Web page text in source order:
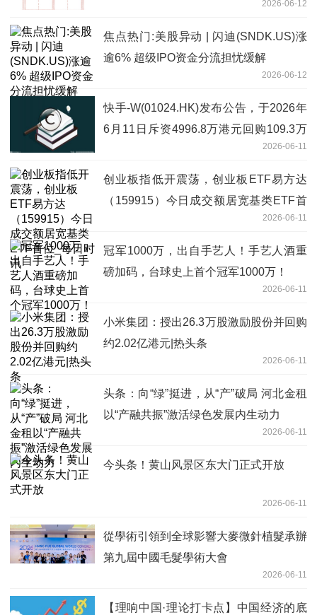
2026-06-12
焦点热门:美股异动 | 闪迪(SNDK.US)涨
逾6% 超级IPO资金分流担忧缓解
2026-06-12
快手-W(01024.HK)发布公告，于2026年
6月11日斥资4996.8万港元回购109.3万
2026-06-11
创业板指低开震荡，创业板ETF易方达
（159915）今日成交额居宽基类ETF首
2026-06-11
冠军1000万，出自手艺人！手艺人酒重
磅加码，台球史上首个冠军1000万！
2026-06-11
小米集团：授出26.3万股激励股份并回购
约2.02亿港元|热头条
2026-06-11
头条：向“绿”挺进，从“产”破局 河北金租
以“产融共振”激活绿色发展内生动力
2026-06-11
今头条！黄山风景区东大门正式开放
2026-06-11
從學術引領到全球影響大麥微針植髮承辦
第九屆中國毛髮學術大會
2026-06-11
【理响中国·理论打卡点】中国经济的底